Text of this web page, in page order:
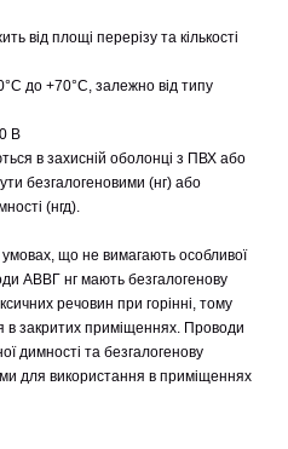
від площі перерізу та кількості
до +70°C, залежно від типу
В
в захисній оболонці з ПВХ або
безгалогеновими (нг) або
(нгд).
що не вимагають особливої
АВВГ нг мають безгалогенову
речовин при горінні, тому
в закритих приміщеннях. Проводи
димності та безгалогенову
для використання в приміщеннях